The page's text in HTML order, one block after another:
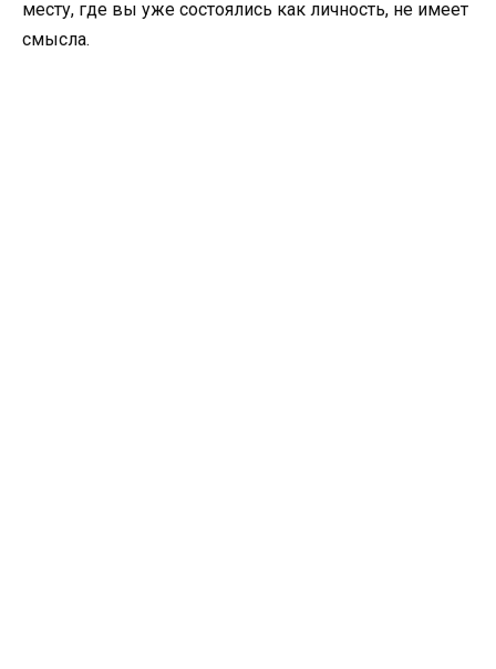
месту, где вы уже состоялись как личность, не имеет
смысла.